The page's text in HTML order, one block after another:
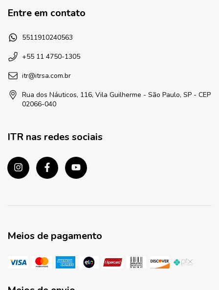
Entre em contato
5511910240563
+55 11 4750-1305
itr@itrsa.com.br
Rua dos Náuticos, 116, Vila Guilherme - São Paulo, SP - CEP
02066-040
ITR nas redes sociais
Meios de pagamento